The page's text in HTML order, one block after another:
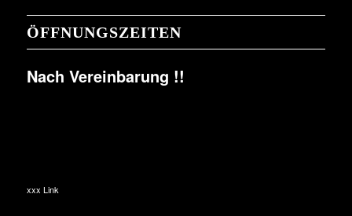
ÖFFNUNGSZEITEN
Nach Vereinbarung !!
xxx Link